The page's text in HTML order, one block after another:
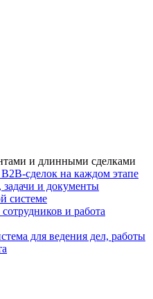
и длинными сделками
сделок на каждом этапе
и документы
системе
и работа
для ведения дел, работы